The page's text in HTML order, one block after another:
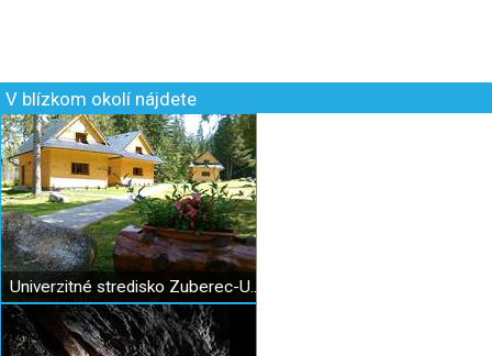
V blízkom okolí nájdete
Univerzitné stredisko Zuberec-UNIZA